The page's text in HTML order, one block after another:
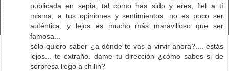
publicada en sepia, tal como has sido y eres, fiel a tí
misma, a tus opiniones y sentimientos. no es poco ser
auténtica, y lejos es mucho más maravilloso que ser
famosa...
sólo quiero saber ¿a dónde te vas a virvir ahora?.... estás
lejos... te extraño. dame tu dirección ¿cómo sabes si de
sorpresa llego a chilín?